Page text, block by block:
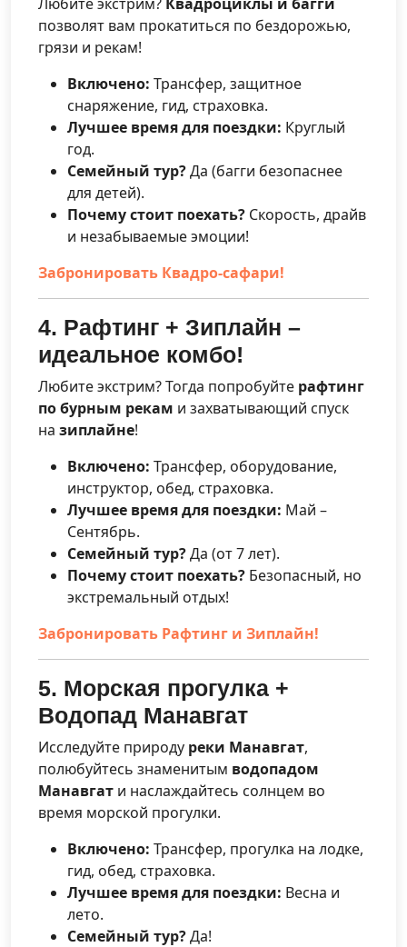
позволят вам прокатиться по бездорожью,
грязи и рекам!
Включено: Трансфер, защитное
снаряжение, гид, страховка.
Лучшее время для поездки: Круглый
год.
Семейный тур?Да (багги безопаснее
для детей).
Почему стоит поехать? Скорость, драйв
и незабываемые эмоции!
Забронировать Квадро-сафари!
4. Рафтинг + Зиплайн –
идеальное комбо!
Любите экстрим? Тогда попробуйте рафтинг
по бурным рекам и захватывающий спуск
на зиплайне!
Включено: Трансфер, оборудование,
инструктор, обед, страховка.
Лучшее время для поездки: Май –
Сентябрь.
Семейный тур?Да (от 7 лет).
Почему стоит поехать? Безопасный, но
экстремальный отдых!
Забронировать Рафтинг и Зиплайн!
5. Морская прогулка +
Водопад Манавгат
Исследуйте природу реки Манавгат,
полюбуйтесь знаменитым водопадом
Манавгат и наслаждайтесь солнцем во
время морской прогулки.
Включено: Трансфер, прогулка на лодке,
гид, обед, страховка.
Лучшее время для поездки: Весна и
лето.
Семейный тур?Да!